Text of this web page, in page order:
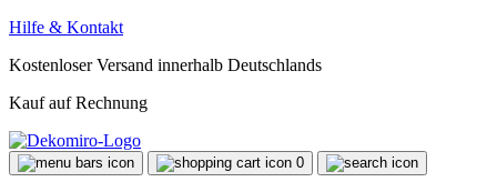
Hilfe & Kontakt
Kostenloser Versand innerhalb Deutschlands
Kauf auf Rechnung
0